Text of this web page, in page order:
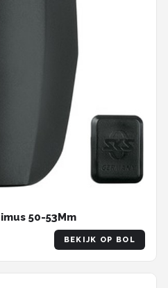
50-53Mm
BEKIJK OP BOL